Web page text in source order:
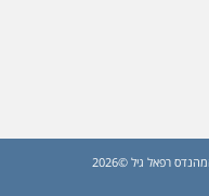
כל הזכויות שמורות לאיגוד המהנדסים והמהנדס רפאל גיל ©2026